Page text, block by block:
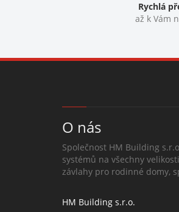
Rychlá
až k Vám
O nás
Společnost HM Building
systémů na všechny
závlahy pro rodinné domy,
HM Building s.r.o.